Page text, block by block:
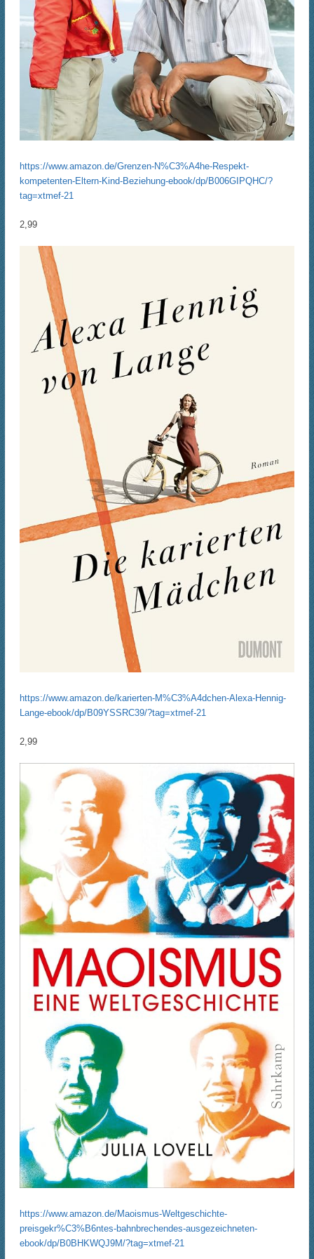
https://www.amazon.de/Grenzen-N%C3%A4he-Respekt-
kompetenten-Eltern-Kind-Beziehung-ebook/dp/B006GIPQHC/?
tag=xtmef-21
2,99
https://www.amazon.de/karierten-M%C3%A4dchen-Alexa-Hennig-
Lange-ebook/dp/B09YSSRC39/?tag=xtmef-21
2,99
https://www.amazon.de/Maoismus-Weltgeschichte-
preisgekr%C3%B6ntes-bahnbrechendes-ausgezeichneten-
ebook/dp/B0BHKWQJ9M/?tag=xtmef-21